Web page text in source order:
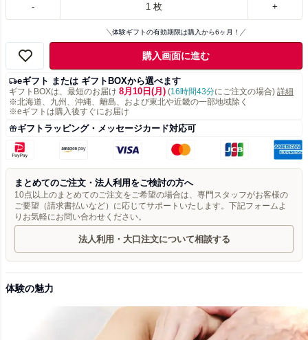
- 1 枚 +
体験ギフトの有効期限は購入から6ヶ月！
購入画面に進む
eギフト または ギフトBOXから選べます
ギフトBOXは、最短のお届け 8月10日(月) (16時間43分にご注文の場合) 詳細
※北海道、九州、沖縄、離島、および東北や近畿の一部地域除く
※eギフトは購入後すぐにお届け
ギフトラッピング・メッセージカード対応可
まとめてのご注文・法人利用をご検討の方へ
10点以上のまとめてのご注文をご希望の場合は、専門スタッフがお客様の
ご要望（請求書払いなど）に応じてサポートいたします。下記フォームよ
りお気軽にお問い合わせください。
法人利用・大口注文について相談する
体験の魅力